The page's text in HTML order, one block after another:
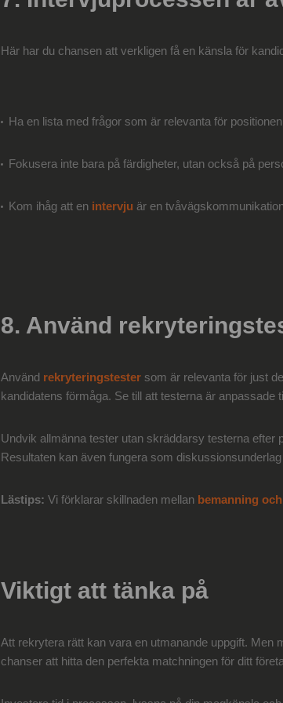
Här har du chansen att verkligen få en känsla för
Ha en lista med frågor som är relevanta för
Fokusera inte bara på färdigheter, utan också på
Kom ihåg att en intervju är en
8. Använd
Använd rekryteringstester som är relevanta för just
kandidatens förmåga. Se till att testerna är anpassade
Undvik allmänna tester utan skräddarsy testerna efter
Resultaten kan även fungera som diskussionsunderlag
Lästips: Vi förklarar skillnaden mellan bemanning
Viktigt att tänka på
Att rekrytera rätt kan vara en utmanande uppgift. Men
chanser att hitta den perfekta matchningen för ditt